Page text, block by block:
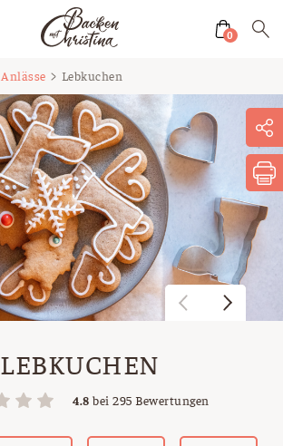
0
Anlässe Lebkuchen
LEBKUCHEN
4.8 bei295 Bewertungen